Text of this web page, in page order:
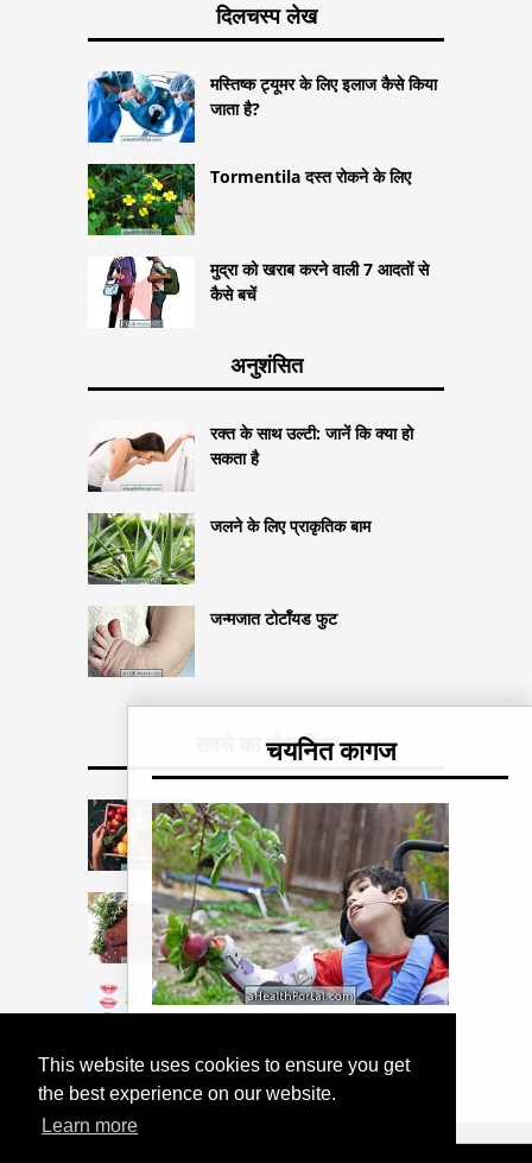
This website uses cookies to ensure you get
the best experience on our website.
Learn more
चयनित कागज
दिलचस्प लेख
मस्तिष्क ट्यूमर के लिए इलाज कैसे किया
जाता है?
Tormentila दस्त रोकने के लिए
मुद्रा को खराब करने वाली 7 आदतों से
कैसे बचें
अनुशंसित
रक्त के साथ उल्टी: जानें कि क्या हो
सकता है
जलने के लिए प्राकृतिक बाम
जन्मजात टोर्टॉयड फुट
सबसे का दौरा किया
कैंसर के लिए गृह उपचार
जिगर स्टेक खाने के 5 कारण नहीं
बच्चे के पहले दांत: जब वे पैदा होते हैं और